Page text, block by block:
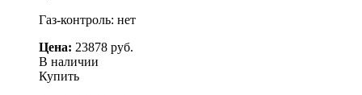
Газ-контроль: нет
Цена: 23878 руб.
В наличии
Купить